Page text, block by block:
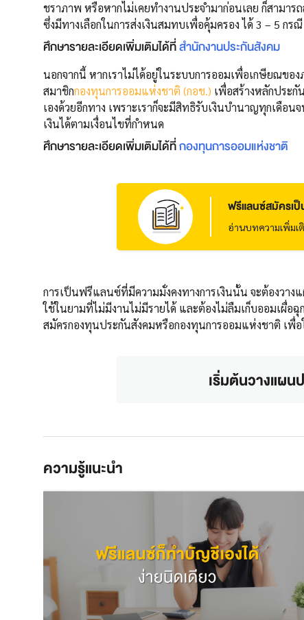
ชราภาพ หรือหากไม่เคยทำงานประจำมาก่อนเลย ก็สามา
ซึ่งมีทางเลือกในการส่งเงินสมทบเพื่อคุ้มครอง ได้ 3 – 5 กรณี
ศึกษารายละเอียดเพิ่มเติมได้ที่สำนักงานประกันสังคม
นอกจากนี้ หากเราไม่ได้อยู่ในระบบการออมเพื่อเกษียณของ
สมาชิกกองทุนการออมแห่งชาติ (กอช.) เพื่อสร้างหลักประ
เองด้วยอีกทาง เพราะเราก็จะมีสิทธิรับเงินบำนาญทุกเดือน
เงินได้ตามเงื่อนไขที่กำหนด
ศึกษารายละเอียดเพิ่มเติมได้ที่กองทุนการออมแห่งชาติ
ฟรีแลนซ์สมัครเ
อ่านบทความเพิ่มเ
การเป็นฟรีแลนซ์ที่มีความมั่งคงทางการเงินนั้น จะต้องวาง
ใช้ในยามที่ไม่มีงานไม่มีรายได้ และต้องไม่ลืมเก็บออมเผื่
สมัครกองทุนประกันสังคมหรือกองทุนการออมแห่งชาติ เพื่
เริ่มต้นวางแผน
ความรู้แนะนำ